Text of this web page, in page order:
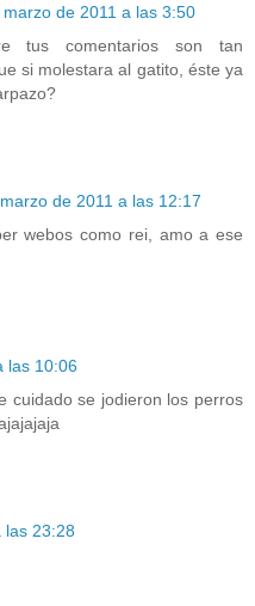
marzo de 2011 a las 3:50
tus comentarios son tan
si molestara al gatito, éste ya
de 2011 a las 12:17
webos como rei, amo a ese
las 10:06
cuidado se jodieron los perros
las 23:28